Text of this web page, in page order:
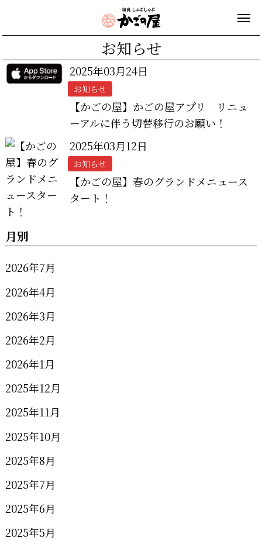
お知らせ
2025年03月24日
お知らせ
【かごの屋】かごの屋アプリ リニュ
ーアルに伴う切替移行のお願い！
2025年03月12日
お知らせ
【かごの屋】春のグランドメニュース
タート！
月別
2026年7月
2026年4月
2026年3月
2026年2月
2026年1月
2025年12月
2025年11月
2025年10月
2025年8月
2025年7月
2025年6月
2025年5月